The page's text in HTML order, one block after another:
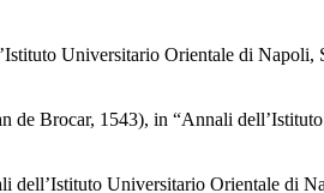
Universitario Orientale di
de Brocar, 1543), in “Annali
dell’Istituto Universitario Orientale di